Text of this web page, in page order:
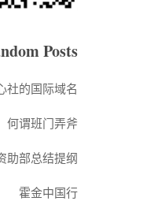
Posts
社的国际域名
何谓班门弄斧
助部总结提纲
霍金中国行